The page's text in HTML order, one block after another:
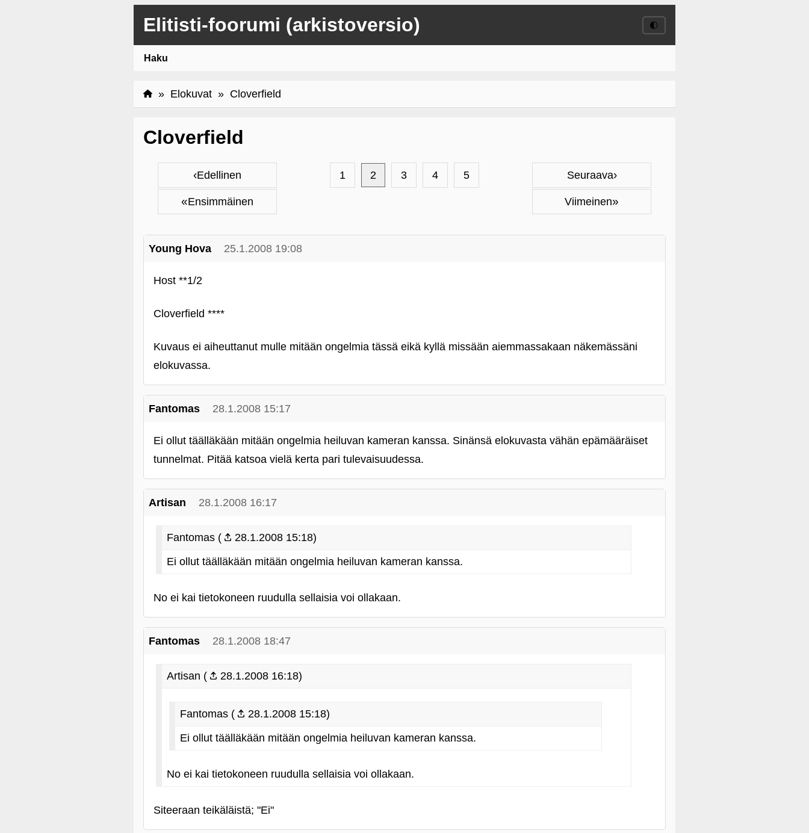
Elitisti-foorumi (arkistoversio) 🌓
Haku
» Elokuvat » Cloverfield
Cloverfield
‹Edellinen
«Ensimmäinen
Seuraava›
Viimeinen»
1 2 3 4 5
Young Hova 25.1.2008 19:08
Host **1/2
Cloverfield ****
Kuvaus ei aiheuttanut mulle mitään ongelmia tässä eikä kyllä missään aiemmassakaan näkemässäni
elokuvassa.
Fantomas 28.1.2008 15:17
Ei ollut täälläkään mitään ongelmia heiluvan kameran kanssa. Sinänsä elokuvasta vähän epämääräiset
tunnelmat. Pitää katsoa vielä kerta pari tulevaisuudessa.
Artisan 28.1.2008 16:17
Fantomas (
28.1.2008 15:18)
Ei ollut täälläkään mitään ongelmia heiluvan kameran kanssa.
No ei kai tietokoneen ruudulla sellaisia voi ollakaan.
Fantomas 28.1.2008 18:47
Artisan ( 28.1.2008 16:18)
Fantomas (
28.1.2008 15:18)
Ei ollut täälläkään mitään ongelmia heiluvan kameran kanssa.
No ei kai tietokoneen ruudulla sellaisia voi ollakaan.
Siteeraan teikäläistä; "Ei"